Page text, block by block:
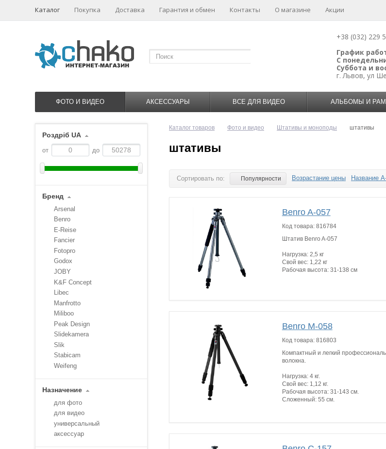
Каталог Покупка Доставка Гарантия и обмен Контакты О магазине Акции
+38 (032) 229
График
С
Суббота и
г. Львов, ул
ФОТО И ВИДЕО АКСЕССУАРЫ ВСЕ ДЛЯ ВИДЕО АЛЬБОМЫ И
Роздріб UA
от до
Бренд
Arsenal
Benro
E-Reise
Fancier
Fotopro
Godox
JOBY
K&F Concept
Libec
Manfrotto
Miliboo
Peak Design
Slidekamera
Slik
Stabicam
Weifeng
Назначение
для фото
для видео
универсальный
аксессуар
Каталог товаров Фото и видео Штативы и моноподы штативы
штативы
Сортировать по: Популярности Возрастание цены Название
Benro A-057
Код товара: 816784
Штатив Benro A-057
Нагрузка: 2,5 кг
Свой вес: 1,22 кг
Рабочая высота: 31-138 см
Benro M-058
Код товара: 816803
Компактный и легкий
волокна.
Нагрузка: 4 кг.
Свой вес: 1,12 кг.
Рабочая высота: 31-143 см.
Сложенный: 55 см.